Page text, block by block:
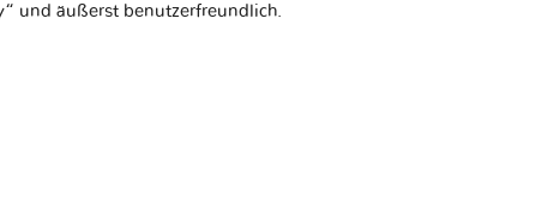
und äußerst benutzerfreundlich.